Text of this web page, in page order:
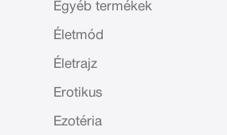
Egyéb termékek
Életmód
Életrajz
Erotikus
Ezotéria